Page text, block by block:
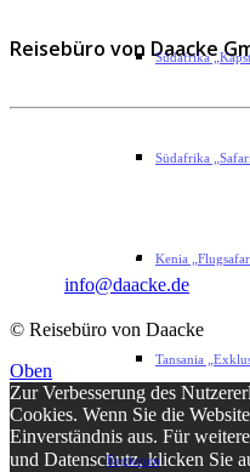
Südafrika
Südafrika
Kenia
Tansania
Regionen
Reisebüro von Daacke
Fax: 040 82 27 72 30
info@daacke.de
© Reisebüro von Daacke
Oben
Zur Verbesserung des
Cookies. Wenn Sie die
Einverständnis aus. Für
und Datenschutz, klicken Sie